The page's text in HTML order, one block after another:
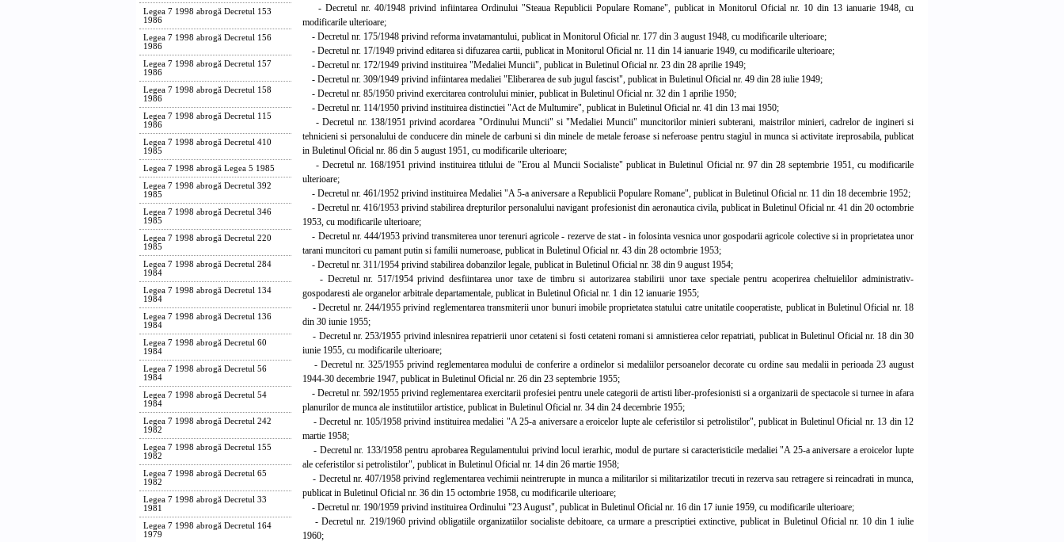
Legea 7 1998 abrogă Decretul 153
1986
Legea 7 1998 abrogă Decretul 156
1986
Legea 7 1998 abrogă Decretul 157
1986
Legea 7 1998 abrogă Decretul 158
1986
Legea 7 1998 abrogă Decretul 115
1986
Legea 7 1998 abrogă Decretul 410
1985
Legea 7 1998 abrogă Legea 5 1985
Legea 7 1998 abrogă Decretul 392
1985
Legea 7 1998 abrogă Decretul 346
1985
Legea 7 1998 abrogă Decretul 220
1985
Legea 7 1998 abrogă Decretul 284
1984
Legea 7 1998 abrogă Decretul 134
1984
Legea 7 1998 abrogă Decretul 136
1984
Legea 7 1998 abrogă Decretul 60
1984
Legea 7 1998 abrogă Decretul 56
1984
Legea 7 1998 abrogă Decretul 54
1984
Legea 7 1998 abrogă Decretul 242
1982
Legea 7 1998 abrogă Decretul 155
1982
Legea 7 1998 abrogă Decretul 65
1982
Legea 7 1998 abrogă Decretul 33
1981
Legea 7 1998 abrogă Decretul 164
1979
- Decretul nr. 40/1948 privind infiintarea Ordinului "Steaua Republicii Populare Romane", publicat in Monitorul Oficial nr. 10 din 13 ianuarie 1948, cu
modificarile ulterioare;
- Decretul nr. 175/1948 privind reforma invatamantului, publicat in Monitorul Oficial nr. 177 din 3 august 1948, cu modificarile ulterioare;
- Decretul nr. 17/1949 privind editarea si difuzarea cartii, publicat in Monitorul Oficial nr. 11 din 14 ianuarie 1949, cu modificarile ulterioare;
- Decretul nr. 172/1949 privind instituirea "Medaliei Muncii", publicat in Buletinul Oficial nr. 23 din 28 aprilie 1949;
- Decretul nr. 309/1949 privind infiintarea medaliei "Eliberarea de sub jugul fascist", publicat in Buletinul Oficial nr. 49 din 28 iulie 1949;
- Decretul nr. 85/1950 privind exercitarea controlului minier, publicat in Buletinul Oficial nr. 32 din 1 aprilie 1950;
- Decretul nr. 114/1950 privind instituirea distinctiei "Act de Multumire", publicat in Buletinul Oficial nr. 41 din 13 mai 1950;
- Decretul nr. 138/1951 privind acordarea "Ordinului Muncii" si "Medaliei Muncii" muncitorilor minieri subterani, maistrilor minieri, cadrelor de ingineri si
tehnicieni si personalului de conducere din minele de carbuni si din minele de metale feroase si neferoase pentru stagiul in munca si activitate ireprosabila, publicat
in Buletinul Oficial nr. 86 din 5 august 1951, cu modificarile ulterioare;
- Decretul nr. 168/1951 privind instituirea titlului de "Erou al Muncii Socialiste" publicat in Buletinul Oficial nr. 97 din 28 septembrie 1951, cu modificarile
ulterioare;
- Decretul nr. 461/1952 privind instituirea Medaliei "A 5-a aniversare a Republicii Populare Romane", publicat in Buletinul Oficial nr. 11 din 18 decembrie 1952;
- Decretul nr. 416/1953 privind stabilirea drepturilor personalului navigant profesionist din aeronautica civila, publicat in Buletinul Oficial nr. 41 din 20 octombrie
1953, cu modificarile ulterioare;
- Decretul nr. 444/1953 privind transmiterea unor terenuri agricole - rezerve de stat - in folosinta vesnica unor gospodarii agricole colective si in proprietatea unor
tarani muncitori cu pamant putin si familii numeroase, publicat in Buletinul Oficial nr. 43 din 28 octombrie 1953;
- Decretul nr. 311/1954 privind stabilirea dobanzilor legale, publicat in Buletinul Oficial nr. 38 din 9 august 1954;
- Decretul nr. 517/1954 privind desfiintarea unor taxe de timbru si autorizarea stabilirii unor taxe speciale pentru acoperirea cheltuielilor administrativ-
gospodaresti ale organelor arbitrale departamentale, publicat in Buletinul Oficial nr. 1 din 12 ianuarie 1955;
- Decretul nr. 244/1955 privind reglementarea transmiterii unor bunuri imobile proprietatea statului catre unitatile cooperatiste, publicat in Buletinul Oficial nr. 18
din 30 iunie 1955;
- Decretul nr. 253/1955 privind inlesnirea repatrierii unor cetateni si fosti cetateni romani si amnistierea celor repatriati, publicat in Buletinul Oficial nr. 18 din 30
iunie 1955, cu modificarile ulterioare;
- Decretul nr. 325/1955 privind reglementarea modului de conferire a ordinelor si medaliilor persoanelor decorate cu ordine sau medalii in perioada 23 august
1944-30 decembrie 1947, publicat in Buletinul Oficial nr. 26 din 23 septembrie 1955;
- Decretul nr. 592/1955 privind reglementarea exercitarii profesiei pentru unele categorii de artisti liber-profesionisti si a organizarii de spectacole si turnee in afara
planurilor de munca ale institutiilor artistice, publicat in Buletinul Oficial nr. 34 din 24 decembrie 1955;
- Decretul nr. 105/1958 privind instituirea medaliei "A 25-a aniversare a eroicelor lupte ale ceferistilor si petrolistilor", publicat in Buletinul Oficial nr. 13 din 12
martie 1958;
- Decretul nr. 133/1958 pentru aprobarea Regulamentului privind locul ierarhic, modul de purtare si caracteristicile medaliei "A 25-a aniversare a eroicelor lupte
ale ceferistilor si petrolistilor", publicat in Buletinul Oficial nr. 14 din 26 martie 1958;
- Decretul nr. 407/1958 privind reglementarea vechimii neintrerupte in munca a militarilor si militarizatilor trecuti in rezerva sau retragere si reincadrati in munca,
publicat in Buletinul Oficial nr. 36 din 15 octombrie 1958, cu modificarile ulterioare;
- Decretul nr. 190/1959 privind instituirea Ordinului "23 August", publicat in Buletinul Oficial nr. 16 din 17 iunie 1959, cu modificarile ulterioare;
- Decretul nr. 219/1960 privind obligatiile organizatiilor socialiste debitoare, ca urmare a prescriptiei extinctive, publicat in Buletinul Oficial nr. 10 din 1 iulie
1960;